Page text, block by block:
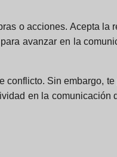
o acciones. Acepta la
avanzar en la
Sin embargo,
en la comunicación